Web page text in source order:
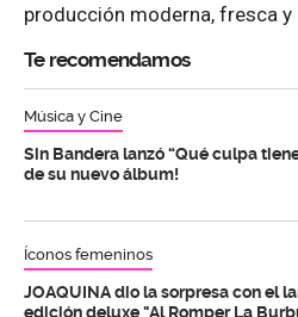
producción moderna, fresca y
Te recomendamos
Música y Cine
Sin Bandera lanzó “Qué culpa
de su nuevo álbum!
Íconos femeninos
JOAQUINA dio la sorpresa con el
edición deluxe "Al Romper La